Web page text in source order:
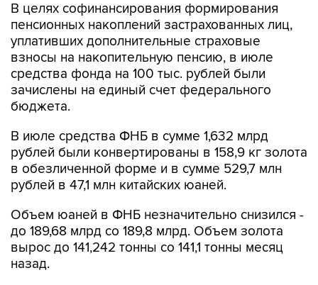
В целях софинансирования формирования
пенсионных накоплений застрахованных лиц,
уплативших дополнительные страховые
взносы на накопительную пенсию, в июле
средства фонда на 100 тыс. рублей были
зачислены на единый счет федерального
бюджета.
В июле средства ФНБ в сумме 1,632 млрд
рублей были конвертированы в 158,9 кг золота
в обезличенной форме и в сумме 529,7 млн
рублей в 47,1 млн китайских юаней.
Объем юаней в ФНБ незначительно снизился -
до 189,68 млрд со 189,8 млрд. Объем золота
вырос до 141,242 тонны со 141,1 тонны месяц
назад.